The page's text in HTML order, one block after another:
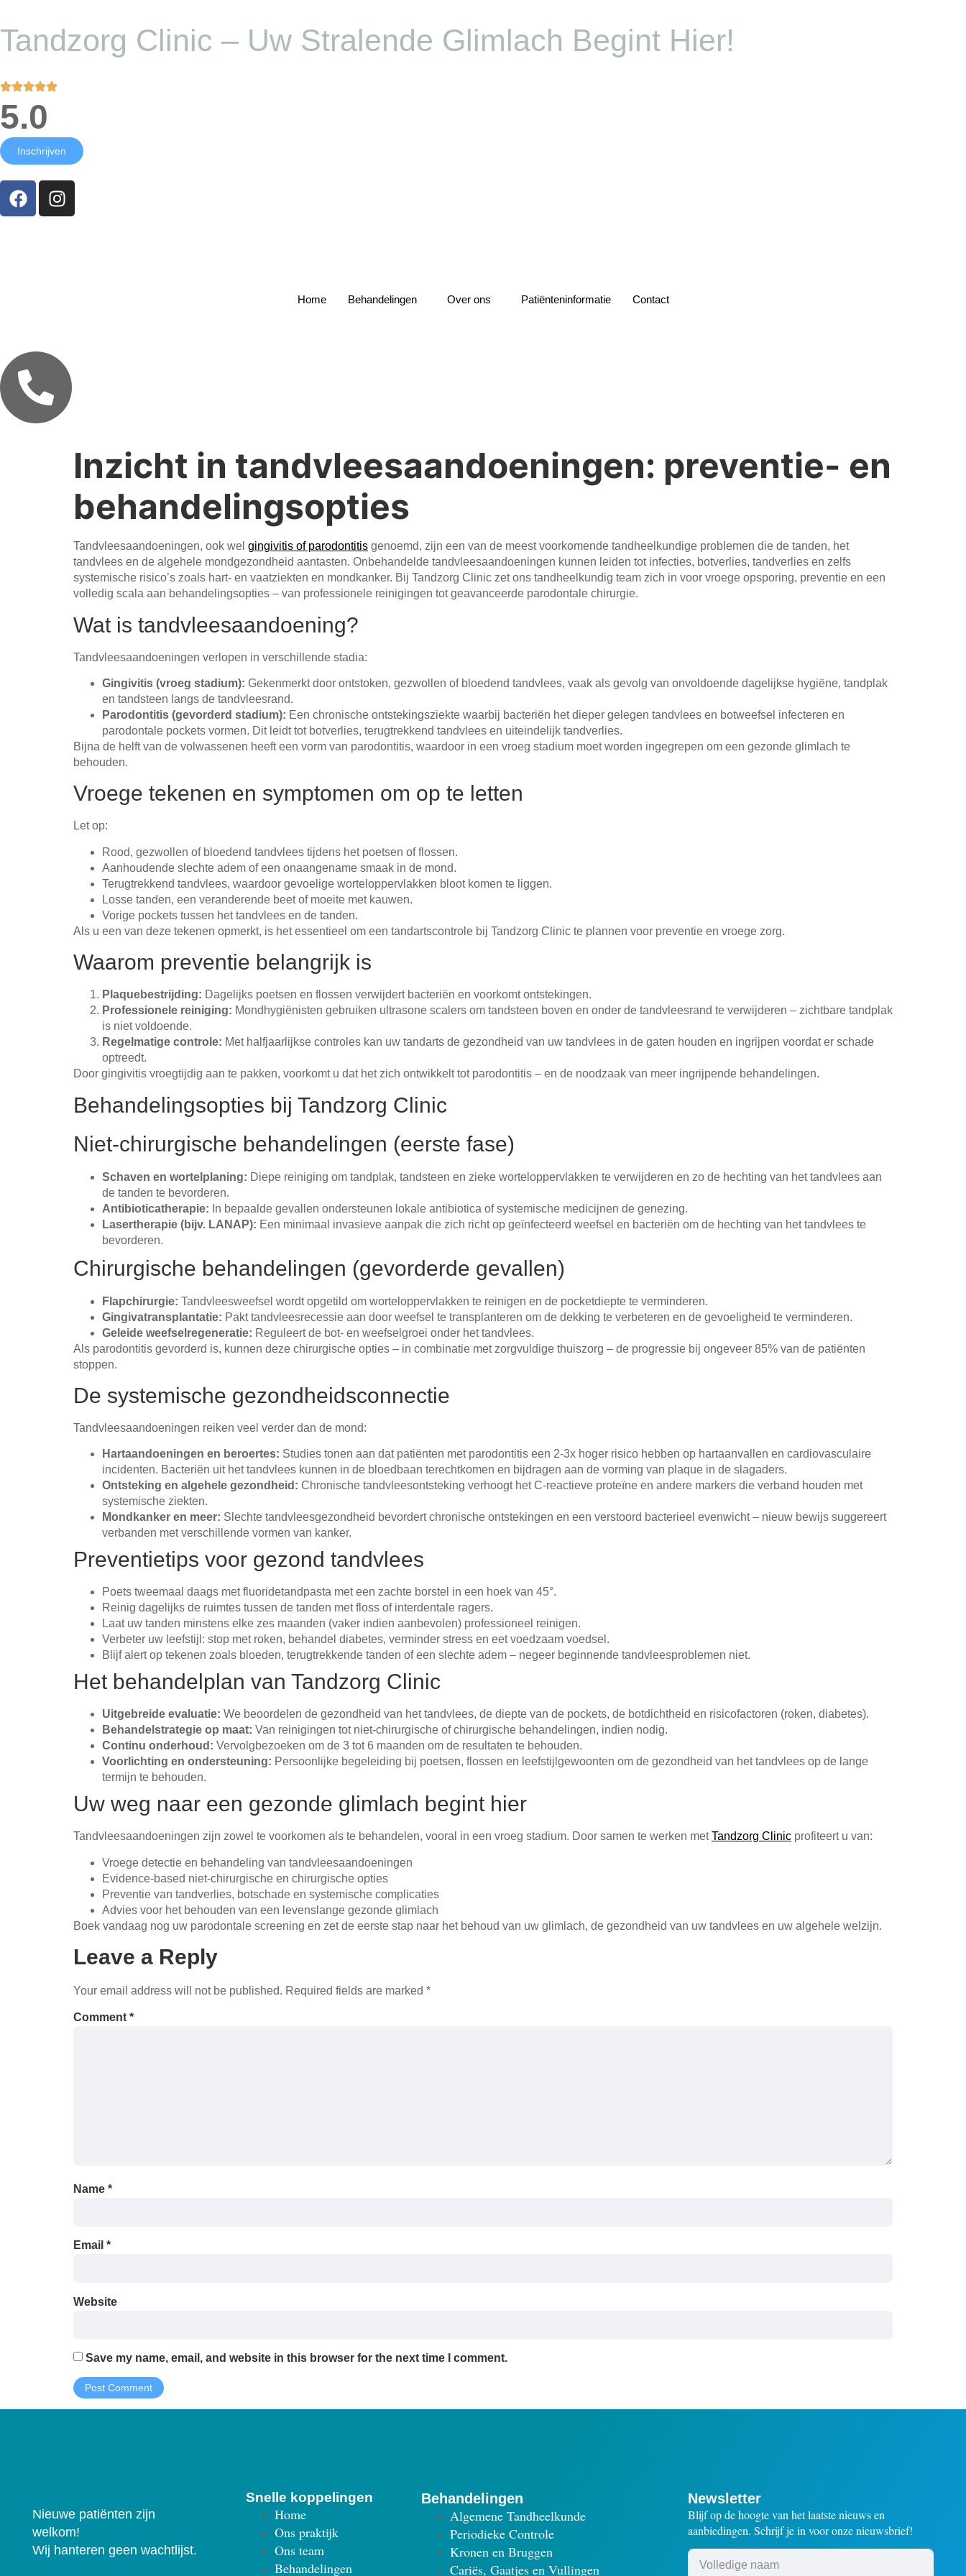
Tandzorg Clinic – Uw Stralende Glimlach Begint Hier!
5.0
Inschrijven
Home Behandelingen Over ons Patiënteninformatie Contact
Inzicht in tandvleesaandoeningen: preventie- en
behandelingsopties
Tandvleesaandoeningen, ook wel gingivitis of parodontitis genoemd, zijn een van de meest voorkomende tandheelkundige problemen die de tanden, het
tandvlees en de algehele mondgezondheid aantasten. Onbehandelde tandvleesaandoeningen kunnen leiden tot infecties, botverlies, tandverlies en zelfs
systemische risico’s zoals hart- en vaatziekten en mondkanker. Bij Tandzorg Clinic zet ons tandheelkundig team zich in voor vroege opsporing, preventie en een
volledig scala aan behandelingsopties – van professionele reinigingen tot geavanceerde parodontale chirurgie.
Wat is tandvleesaandoening?
Tandvleesaandoeningen verlopen in verschillende stadia:
Gingivitis (vroeg stadium): Gekenmerkt door ontstoken, gezwollen of bloedend tandvlees, vaak als gevolg van onvoldoende dagelijkse hygiëne, tandplak
en tandsteen langs de tandvleesrand.
Parodontitis (gevorderd stadium): Een chronische ontstekingsziekte waarbij bacteriën het dieper gelegen tandvlees en botweefsel infecteren en
parodontale pockets vormen. Dit leidt tot botverlies, terugtrekkend tandvlees en uiteindelijk tandverlies.
Bijna de helft van de volwassenen heeft een vorm van parodontitis, waardoor in een vroeg stadium moet worden ingegrepen om een gezonde glimlach te
behouden.
Vroege tekenen en symptomen om op te letten
Let op:
Rood, gezwollen of bloedend tandvlees tijdens het poetsen of flossen.
Aanhoudende slechte adem of een onaangename smaak in de mond.
Terugtrekkend tandvlees, waardoor gevoelige worteloppervlakken bloot komen te liggen.
Losse tanden, een veranderende beet of moeite met kauwen.
Vorige pockets tussen het tandvlees en de tanden.
Als u een van deze tekenen opmerkt, is het essentieel om een tandartscontrole bij Tandzorg Clinic te plannen voor preventie en vroege zorg.
Waarom preventie belangrijk is
Plaquebestrijding: Dagelijks poetsen en flossen verwijdert bacteriën en voorkomt ontstekingen.
Professionele reiniging: Mondhygiënisten gebruiken ultrasone scalers om tandsteen boven en onder de tandvleesrand te verwijderen – zichtbare tandplak
is niet voldoende.
Regelmatige controle: Met halfjaarlijkse controles kan uw tandarts de gezondheid van uw tandvlees in de gaten houden en ingrijpen voordat er schade
optreedt.
Door gingivitis vroegtijdig aan te pakken, voorkomt u dat het zich ontwikkelt tot parodontitis – en de noodzaak van meer ingrijpende behandelingen.
Behandelingsopties bij Tandzorg Clinic
Niet-chirurgische behandelingen (eerste fase)
Schaven en wortelplaning: Diepe reiniging om tandplak, tandsteen en zieke worteloppervlakken te verwijderen en zo de hechting van het tandvlees aan
de tanden te bevorderen.
Antibioticatherapie: In bepaalde gevallen ondersteunen lokale antibiotica of systemische medicijnen de genezing.
Lasertherapie (bijv. LANAP): Een minimaal invasieve aanpak die zich richt op geïnfecteerd weefsel en bacteriën om de hechting van het tandvlees te
bevorderen.
Chirurgische behandelingen (gevorderde gevallen)
Flapchirurgie: Tandvleesweefsel wordt opgetild om worteloppervlakken te reinigen en de pocketdiepte te verminderen.
Gingivatransplantatie: Pakt tandvleesrecessie aan door weefsel te transplanteren om de dekking te verbeteren en de gevoeligheid te verminderen.
Geleide weefselregeneratie: Reguleert de bot- en weefselgroei onder het tandvlees.
Als parodontitis gevorderd is, kunnen deze chirurgische opties – in combinatie met zorgvuldige thuiszorg – de progressie bij ongeveer 85% van de patiënten
stoppen.
De systemische gezondheidsconnectie
Tandvleesaandoeningen reiken veel verder dan de mond:
Hartaandoeningen en beroertes: Studies tonen aan dat patiënten met parodontitis een 2-3x hoger risico hebben op hartaanvallen en cardiovasculaire
incidenten. Bacteriën uit het tandvlees kunnen in de bloedbaan terechtkomen en bijdragen aan de vorming van plaque in de slagaders.
Ontsteking en algehele gezondheid: Chronische tandvleesontsteking verhoogt het C-reactieve proteïne en andere markers die verband houden met
systemische ziekten.
Mondkanker en meer: Slechte tandvleesgezondheid bevordert chronische ontstekingen en een verstoord bacterieel evenwicht – nieuw bewijs suggereert
verbanden met verschillende vormen van kanker.
Preventietips voor gezond tandvlees
Poets tweemaal daags met fluoridetandpasta met een zachte borstel in een hoek van 45°.
Reinig dagelijks de ruimtes tussen de tanden met floss of interdentale ragers.
Laat uw tanden minstens elke zes maanden (vaker indien aanbevolen) professioneel reinigen.
Verbeter uw leefstijl: stop met roken, behandel diabetes, verminder stress en eet voedzaam voedsel.
Blijf alert op tekenen zoals bloeden, terugtrekkende tanden of een slechte adem – negeer beginnende tandvleesproblemen niet.
Het behandelplan van Tandzorg Clinic
Uitgebreide evaluatie: We beoordelen de gezondheid van het tandvlees, de diepte van de pockets, de botdichtheid en risicofactoren (roken, diabetes).
Behandelstrategie op maat: Van reinigingen tot niet-chirurgische of chirurgische behandelingen, indien nodig.
Continu onderhoud: Vervolgbezoeken om de 3 tot 6 maanden om de resultaten te behouden.
Voorlichting en ondersteuning: Persoonlijke begeleiding bij poetsen, flossen en leefstijlgewoonten om de gezondheid van het tandvlees op de lange
termijn te behouden.
Uw weg naar een gezonde glimlach begint hier
Tandvleesaandoeningen zijn zowel te voorkomen als te behandelen, vooral in een vroeg stadium. Door samen te werken metTandzorg Clinic profiteert u van:
Vroege detectie en behandeling van tandvleesaandoeningen
Evidence-based niet-chirurgische en chirurgische opties
Preventie van tandverlies, botschade en systemische complicaties
Advies voor het behouden van een levenslange gezonde glimlach
Boek vandaag nog uw parodontale screening en zet de eerste stap naar het behoud van uw glimlach, de gezondheid van uw tandvlees en uw algehele welzijn.
Leave a Reply
Your email address will not be published. Required fields are marked *
Comment *
Name *
Email *
Website
Save my name, email, and website in this browser for the next time I comment.
Nieuwe patiënten zijn
welkom!
Wij hanteren geen wachtlijst.
Snelle koppelingen
Home
Ons praktijk
Ons team
Behandelingen
Behandelingen
Algemene Tandheelkunde
Periodieke Controle
Kronen en Bruggen
Cariës, Gaatjes en Vullingen
Newsletter
Blijf op de hoogte van het laatste nieuws en
aanbiedingen. Schrijf je in voor onze nieuwsbrief!